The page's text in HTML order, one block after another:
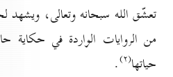
تعشّق الله سبحانه وتعالى، ويشهد
من الروايات الواردة في حكاية
حياتها(۲) .